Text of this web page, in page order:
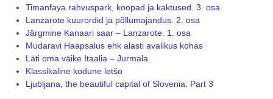
Timanfaya rahvuspark, koopad ja kaktused. 3. osa
Lanzarote kuurordid ja põllumajandus. 2. osa
Järgmine Kanaari saar – Lanzarote. 1. osa
Mudaravi Haapsalus ehk alasti avalikus kohas
Läti oma väike Itaalia – Jurmala
Klassikaline kodune letšo
Ljubljana, the beautiful capital of Slovenia. Part 3